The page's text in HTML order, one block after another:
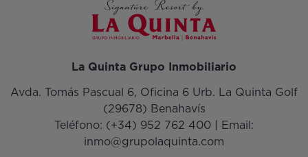
La Quinta Grupo Inmobiliario
Avda. Tomás Pascual 6, Oficina 6 Urb. La Quinta Golf
(29678) Benahavís
Teléfono: (+34) 952 762 400 | Email:
inmo@grupolaquinta.com